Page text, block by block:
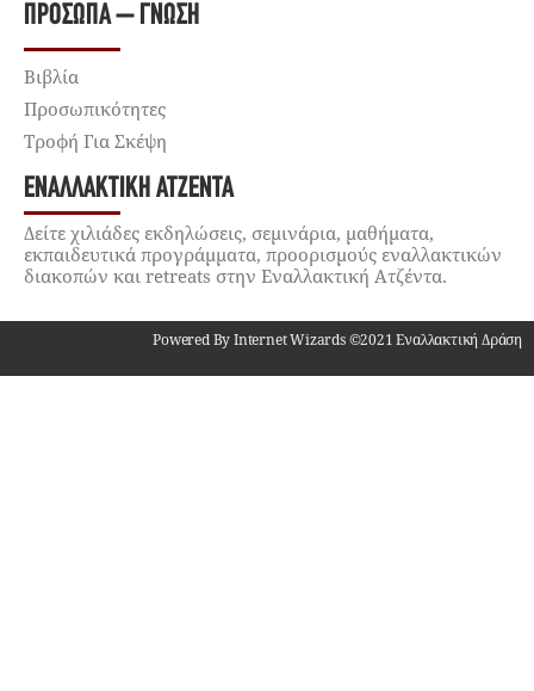
ΠΡΌΣΩΠΑ – ΓΝΏΣΗ
Βιβλία
Προσωπικότητες
Τροφή Για Σκέψη
ΕΝΑΛΛΑΚΤΙΚΉ ΑΤΖΈΝΤΑ
Δείτε χιλιάδες εκδηλώσεις, σεμινάρια, μαθήματα,
εκπαιδευτικά προγράμματα, προορισμούς εναλλακτικών
διακοπών και retreats στην Εναλλακτική Ατζέντα.
Powered By Internet Wizards ©2021 Εναλλακτική Δράση